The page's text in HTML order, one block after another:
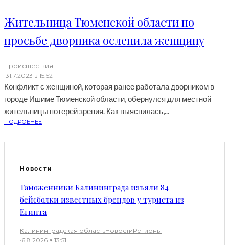
Жительница Тюменской области по
просьбе дворника ослепила женщину
Происшествия
·31.7.2023 в 15:52
Конфликт с женщиной, которая ранее работала дворником в
городе Ишиме Тюменской области, обернулся для местной
жительницы потерей зрения. Как выяснилась,...
ПОДРОБНЕЕ
Новости
Таможенники Калининграда изъяли 84
бейсболки известных брендов у туриста из
Египта
Калининградская областьНовостиРегионы
·6.8.2026 в 13:51